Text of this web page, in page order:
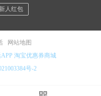
新人红包
网站地图
淘宝优惠券商城
号-2